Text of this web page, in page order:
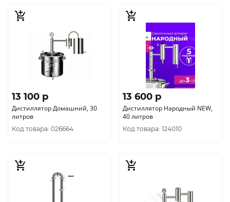
13 100 p
Дистиллятор Домашний, 30
литров
Код товара: 026664
13 600 p
Дистиллятор Народный NEW,
40 литров
Код товара: 124010